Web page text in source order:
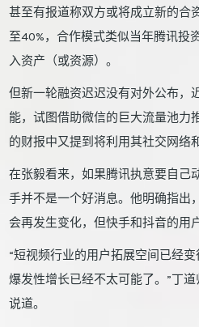
甚至有报道称双方或将成立新的合
至40%，合作模式类似当年腾讯投
入资产（或资源）。
但新一轮融资迟迟没有对外公布，
能，试图借助微信的巨大流量池力
的财报中又提到将利用其社交网络
在张毅看来，如果腾讯执意要自己
手并不是一个好消息。他明确指出
会再发生变化，但快手和抖音的用
“短视频行业的用户拓展空间已经
爆发性增长已经不太可能了。”丁
说道。